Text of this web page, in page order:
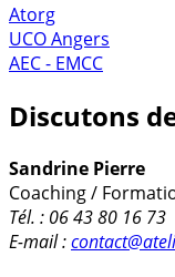
Atorg
UCO Angers
AEC - EMCC
Discutons
Sandrine Pierre
Coaching /
Tél. : 06 43 80 16 73
E-mail :